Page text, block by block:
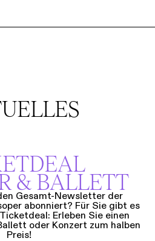
& BALLETT
Gesamt-Newsletter der
abonniert? Für Sie gibt es
Erleben Sie einen
oder Konzert zum halben
Preis!